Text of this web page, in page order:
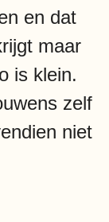
en dat
maar
is klein.
zelf
niet